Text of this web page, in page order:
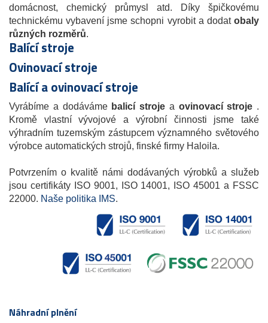
domácnost, chemický průmysl atd. Díky špičkovému
technickému vybavení jsme schopni vyrobit a dodat obaly
různých rozměrů.
Balící stroje
Ovinovací stroje
Balící a ovinovací stroje
Vyrábíme a dodáváme balicí stroje a ovinovací stroje .
Kromě vlastní vývojové a výrobní činnosti jsme také
výhradním tuzemským zástupcem významného světového
výrobce automatických strojů, finské firmy Haloila.
Potvrzením o kvalitě námi dodávaných výrobků a služeb
jsou certifikáty ISO 9001, ISO 14001, ISO 45001 a FSSC
22000. Naše politika IMS.
Náhradní plnění